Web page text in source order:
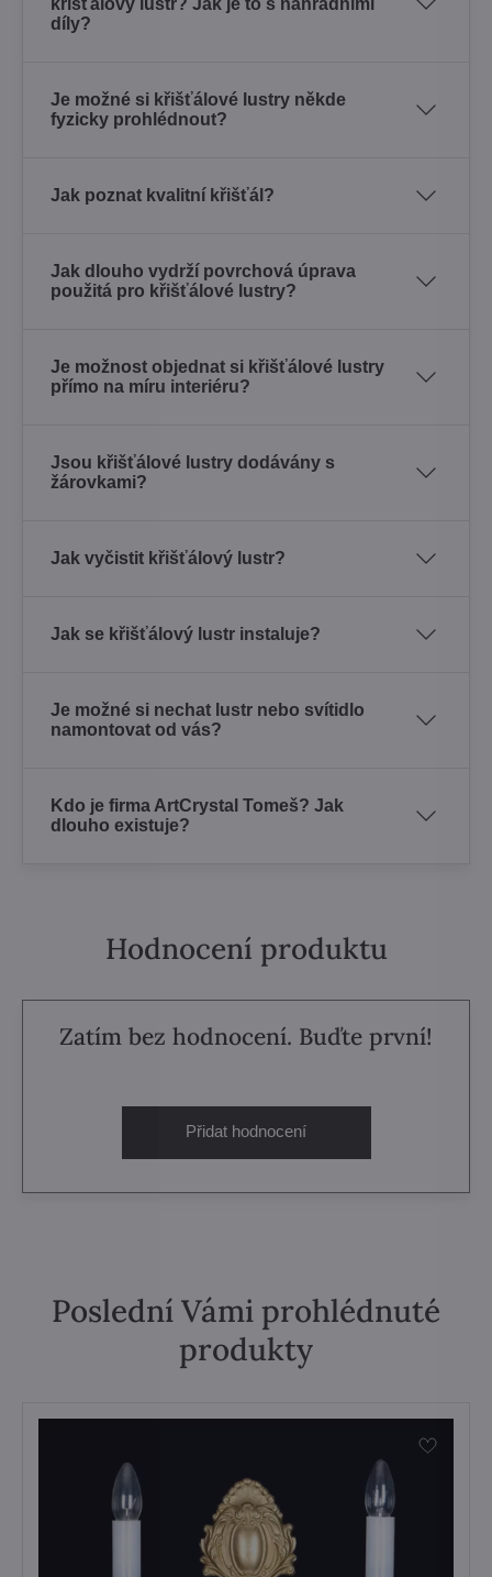
díly?
Je možné si křišťálové lustry někde
fyzicky prohlédnout?
Jak poznat kvalitní křišťál?
Jak dlouho vydrží povrchová úprava
použitá pro křišťálové lustry?
Je možnost objednat si křišťálové lustry
přímo na míru interiéru?
Jsou křišťálové lustry dodávány s
žárovkami?
Jak vyčistit křišťálový lustr?
Jak se křišťálový lustr instaluje?
Je možné si nechat lustr nebo svítidlo
namontovat od vás?
Kdo je firma ArtCrystal Tomeš? Jak
dlouho existuje?
Hodnocení produktu
Zatím bez hodnocení. Buďte první!
Přidat hodnocení
Poslední Vámi prohlédnuté
produkty